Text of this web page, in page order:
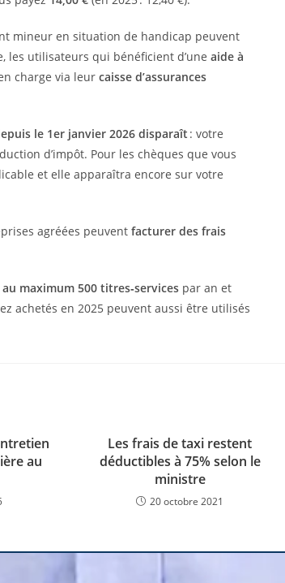
mineur en situation de handicap peuvent
les utilisateurs qui bénéficient d’une aide à
charge via leur caisse d’assurances
le 1er janvier 2026 disparaît : votre
d’impôt. Pour les chèques que vous
et elle apparaîtra encore sur votre
agréées peuvent facturer des frais
au maximum 500 titres‑servicespar an et
achetés en 2025 peuvent aussi être utilisés
au
Les frais de taxi restent
déductibles à 75% selon le
ministre
20 octobre 2021